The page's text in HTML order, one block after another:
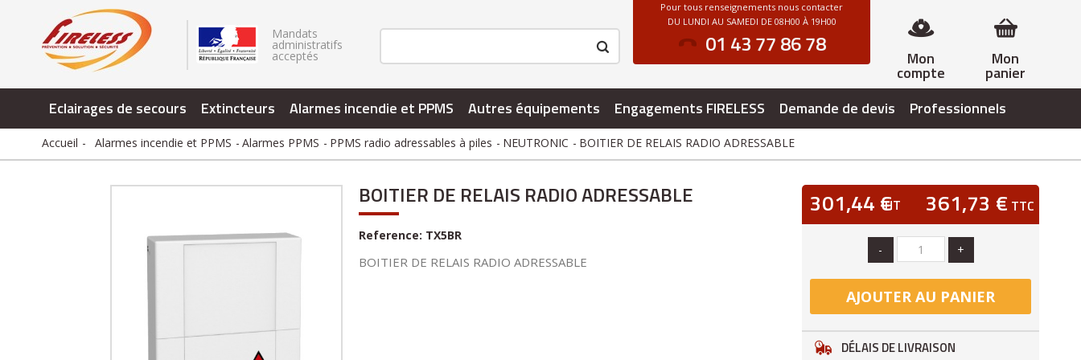
Mandats
administratifs
acceptés Mon
panier
Mon
compte
Pour tous renseignements nous contacter
DU LUNDI AU SAMEDI DE 08H00 À 19H00
01 43 77 86 78
Eclairages de secours Extincteurs Alarmes incendie et PPMS Autres équipements Engagements FIRELESS Demande de devis Professionnels
Accueil Alarmes incendie et PPMS Alarmes PPMS PPMS radio adressables à piles NEUTRONIC BOITIER DE RELAIS RADIO ADRESSABLE
BOITIER DE RELAIS RADIO ADRESSABLE
Reference: TX5BR
BOITIER DE RELAIS RADIO ADRESSABLE
301,44 €HT 361,73 € TTC
- +
AJOUTER AU PANIER
DÉLAIS DE LIVRAISON